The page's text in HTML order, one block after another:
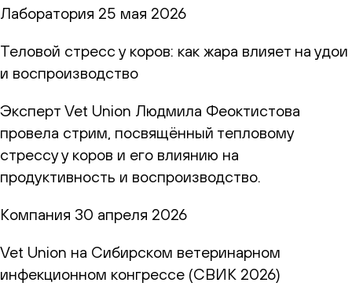
Лаборатория 25 мая 2026
Теловой стресс у коров: как жара влияет на удои
и воспроизводство
Эксперт Vet Union Людмила Феоктистова
провела стрим, посвящённый тепловому
стрессу у коров и его влиянию на
продуктивность и воспроизводство.
Компания 30 апреля 2026
Vet Union на Сибирском ветеринарном
инфекционном конгрессе (СВИК 2026)